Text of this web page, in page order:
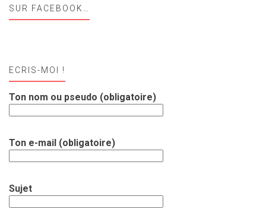
SUR FACEBOOK…
ECRIS-MOI !
Ton nom ou pseudo (obligatoire)
Ton e-mail (obligatoire)
Sujet